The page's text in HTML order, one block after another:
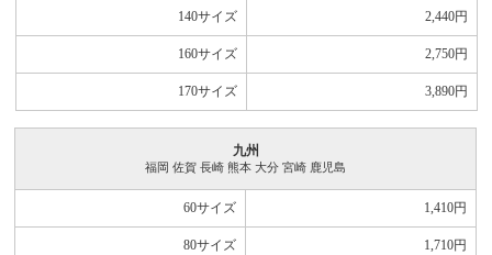
140サイズ 2,440円
160サイズ 2,750円
170サイズ 3,890円
九州
福岡 佐賀 長崎 熊本 大分 宮崎 鹿児島
60サイズ 1,410円
80サイズ 1,710円